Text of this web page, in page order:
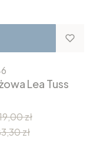
Lea Tuss
zł
zł